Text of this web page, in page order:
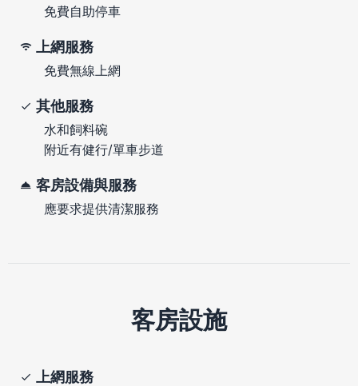
免費自助停車
上網服務
免費無線上網
其他服務
水和飼料碗
附近有健行/單車步道
客房設備與服務
應要求提供清潔服務
客房設施
上網服務